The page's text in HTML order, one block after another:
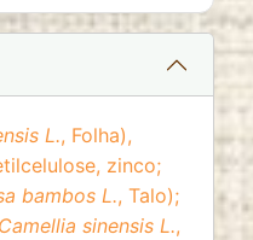
L., Folha),
zinco;
bambos L., Talo);
Camellia sinensis L.,